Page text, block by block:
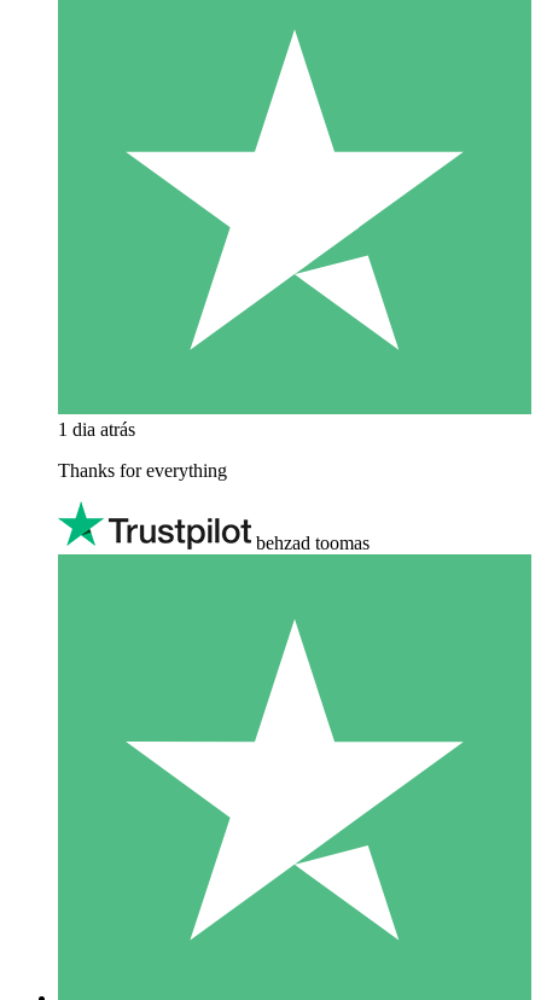
1 dia atrás
Thanks for everything
behzad toomas